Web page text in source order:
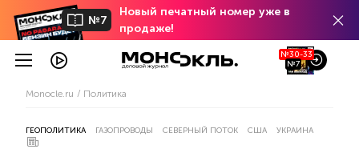
№7
Новый печатный номер уже в
продаже!
№30-33
№7
Monocle.ru Политика
ГЕОПОЛИТИКА ГАЗОПРОВОДЫ СЕВЕРНЫЙ ПОТОК США УКРАИНА